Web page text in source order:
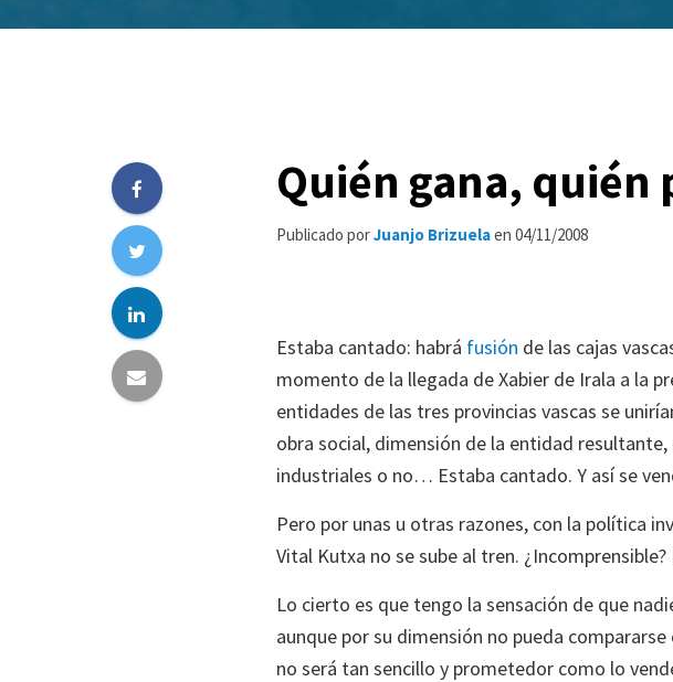
Quién gana, quién
Publicado porJuanjo Brizuelaen 04/11/2008
Estaba cantado: habrá fusión de las cajas
momento de la llegada de Xabier de Irala a la
entidades de las tres provincias vascas se
obra social, dimensión de la entidad
industriales o no… Estaba cantado. Y así se
Pero por unas u otras razones, con la política
Vital Kutxa no se sube al tren.
Lo cierto es que tengo la sensación de que
aunque por su dimensión no pueda
no será tan sencillo y prometedor como lo